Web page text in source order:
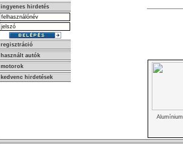
ingyenes hirdetés
regisztráció
használt autók
motorok
kedvenc hirdetések